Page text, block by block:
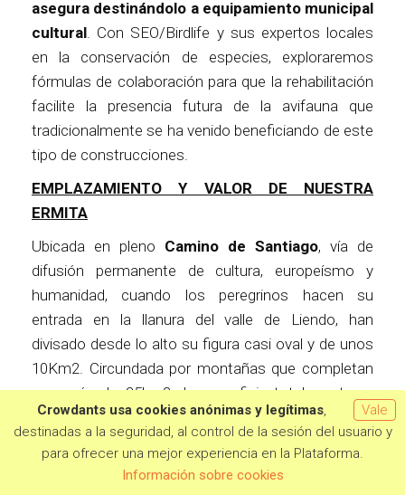
Quiero aportar
asegura destinándolo a equipamiento municipal
cultural. Con SEO/Birdlife y sus expertos locales
en la conservación de especies, exploraremos
fórmulas de colaboración para que la rehabilitación
facilite la presencia futura de la avifauna que
tradicionalmente se ha venido beneficiando de este
tipo de construcciones.
EMPLAZAMIENTO Y VALOR DE NUESTRA
ERMITA
Ubicada en pleno Camino de Santiago, vía de
difusión permanente de cultura, europeísmo y
humanidad, cuando los peregrinos hacen su
entrada en la llanura del valle de Liendo, han
divisado desde lo alto su figura casi oval y de unos
10Km2. Circundada por montañas que completan
sus más de 25km2 de superficie total, en trece
barrios, forma una circunferencia casi perfecta, en
la que, distanciadas de la Iglesia parroquial ubicada
en el centro, se tejió y teje, en parte ya debido a la
Vale
Crowdants usa cookies anónimas y legítimas,
destinadas a la seguridad, al control de la sesión del usuario y
para ofrecer una mejor experiencia en la Plataforma.
Información sobre cookies